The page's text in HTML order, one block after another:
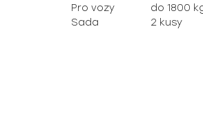
Pro vozy
do 1800
Sada
2 kusy